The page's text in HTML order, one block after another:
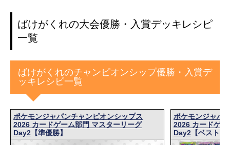
ばけがくれの大会優勝・入賞デッキレシピ
一覧
ばけがくれのチャンピオンシップ優勝・入賞デ
ッキレシピ一覧
ポケモンジャパンチャンピオンシップス
2026 カードゲーム部門 マスターリーグ
Day2 【準優勝】
ポケモンジャパ
2026 カードゲ
Day2 【ベスト8